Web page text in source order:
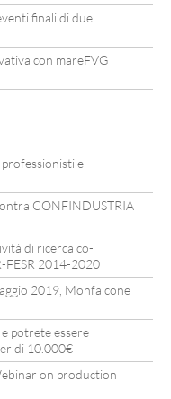
finali di due
con mareFVG
e
CONFINDUSTRIA
di ricerca co-
FESR 2014-2020
2019, Monfalcone
potrete essere
di 10.000€
on production